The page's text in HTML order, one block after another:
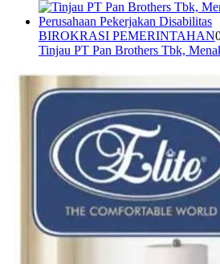
BIROKRASI PEMERINTAHAN
Tinjau PT Pan Brothers Tbk,